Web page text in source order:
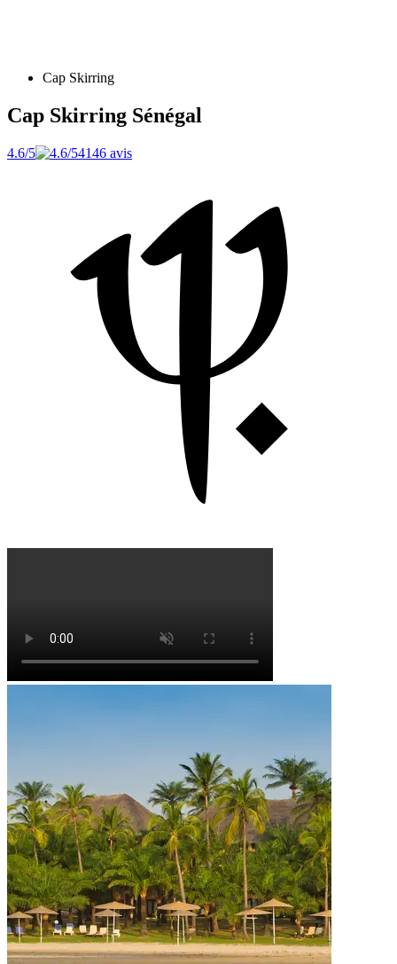
Cap Skirring
Cap Skirring Sénégal
4.6/5 4146 avis